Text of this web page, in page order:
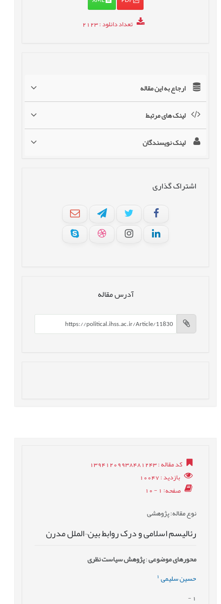
تعداد دانلود: 2123
ارجاع به این مقاله
لینک های مرتبط
لینک نویسندگان
اشتراک گذاری
آدرس مقاله
کد مقاله: 13941209938481243
بازدید: 10047
صفحه: 1 - 10
نوع مقاله: پژوهشی
رئالیسم اسلامی و درک روابط بین¬الملل مدرن
محورهای موضوعی:پژوهش سیاست نظری
حسین سلیمی
-